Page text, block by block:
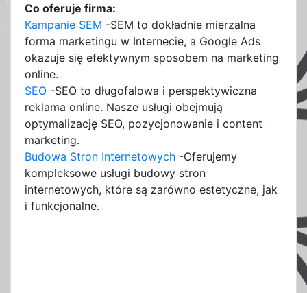
Co oferuje firma:
Kampanie SEM -SEM to dokładnie mierzalna
forma marketingu w Internecie, a Google Ads
okazuje się efektywnym sposobem na marketing
online.
SEO -SEO to długofalowa i perspektywiczna
reklama online. Nasze usługi obejmują
optymalizację SEO, pozycjonowanie i content
marketing.
Budowa Stron Internetowych -Oferujemy
kompleksowe usługi budowy stron
internetowych, które są zarówno estetyczne, jak
i funkcjonalne.